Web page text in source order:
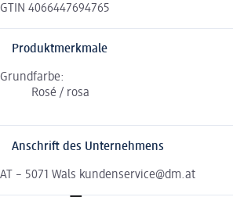
GTIN 4066447694765
Produktmerkmale
Grundfarbe:
Rosé / rosa
Anschrift des Unternehmens
AT – 5071 Wals kundenservice@dm.at